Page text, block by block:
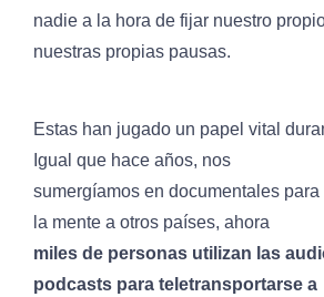
nadie a la hora de fijar nuestro
nuestras propias pausas.
Estas han jugado un papel vital
Igual que hace años, nos
sumergíamos en documentales
la mente a otros países, ahora
miles de personas utilizan las
podcasts para teletransportarse a